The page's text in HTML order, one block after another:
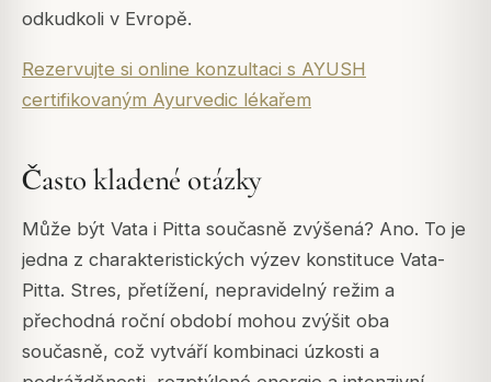
odkudkoli v Evropě.
Rezervujte si online konzultaci s AYUSH
certifikovaným Ayurvedic lékařem
Často kladené otázky
Může být Vata i Pitta současně zvýšená? Ano. To je
jedna z charakteristických výzev konstituce Vata-
Pitta. Stres, přetížení, nepravidelný režim a
přechodná roční období mohou zvýšit oba
současně, což vytváří kombinaci úzkosti a